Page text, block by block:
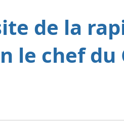
de la
le chef du